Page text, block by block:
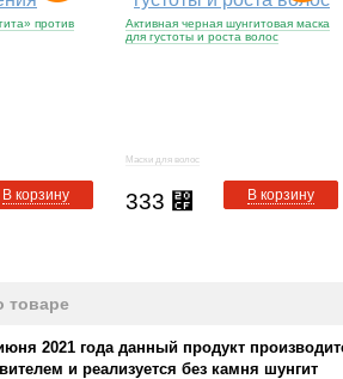
против
В корзину
Активная черная шунгитовая маска
для густоты и роста волос
Маски для волос
333 ⃏ В корзину
товаре
2021 года данный продукт
и реализуется без камня шунгит